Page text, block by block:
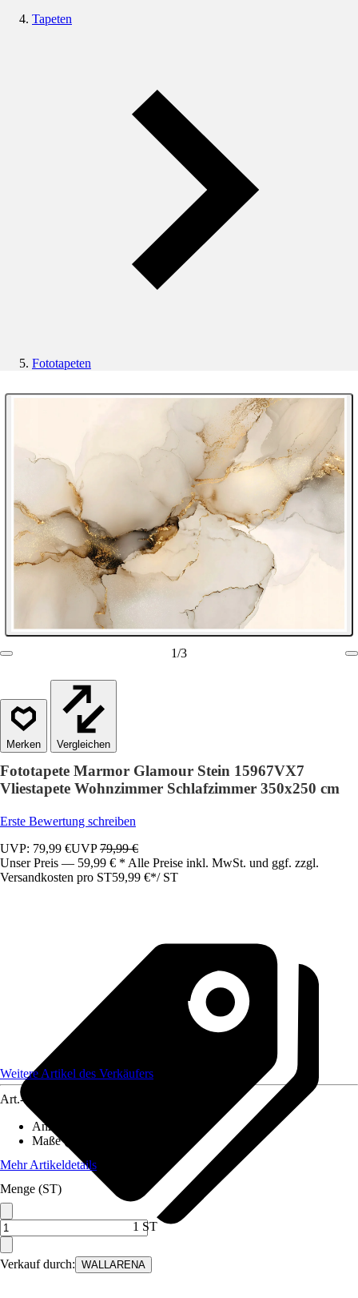
Tapeten
Fototapeten
1/3
Vergleichen
Fototapete Marmor Glamour Stein 15967VX7
Vliestapete Wohnzimmer Schlafzimmer 350x250 cm
Erste Bewertung schreiben
UVP: 79,99 €UVP79,99 €
Unser Preis — 59,99 € * Alle Preise inkl. MwSt. und ggf. zzgl.
Versandkosten pro ST59,99 €*/ ST
Verkauf durch: WALLARENA
Weitere Artikel des Verkäufers
Art.-Nr.
Anzahl der Teile
Maße (BxH)
Mehr Artikeldetails
Menge (ST)
1 ST